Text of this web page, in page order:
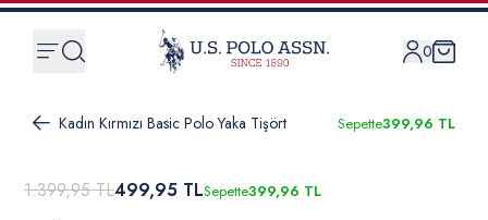
0
Kadın Kırmızı Basic Polo Yaka Tişört Sepette399,96 TL
1.399,95 TL499,95 TLSepette399,96 TL